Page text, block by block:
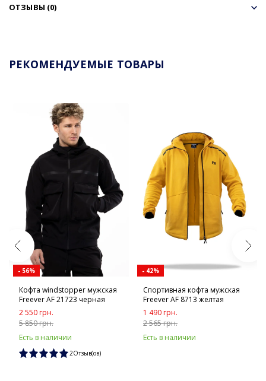
ОТЗЫВЫ (0)
РЕКОМЕНДУЕМЫЕ ТОВАРЫ
- 56%
Кофта windstopper мужская
Freever AF 21723 черная
2 550 грн.
5 850 грн.
Есть в наличии
2Отзыв(ов)
- 42%
Спортивная кофта мужская
Freever AF 8713 желтая
1 490 грн.
2 565 грн.
Есть в наличии